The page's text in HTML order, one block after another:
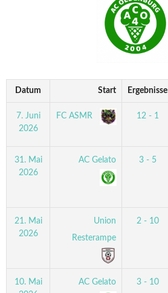
Datum Start Ergebnisse
7. Juni
2026
FC ASMR 12 - 1
31. Mai
2026
AC Gelato 3 - 5
21. Mai
2026
Union
Resterampe
2 - 10
10. Mai
AC Gelato 3 - 10